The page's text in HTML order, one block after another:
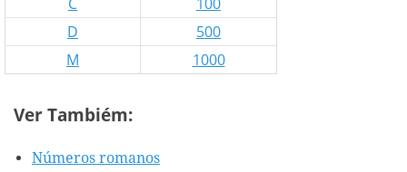
C
100
D
500
M
1000
Ver Tambiém:
Números romanos